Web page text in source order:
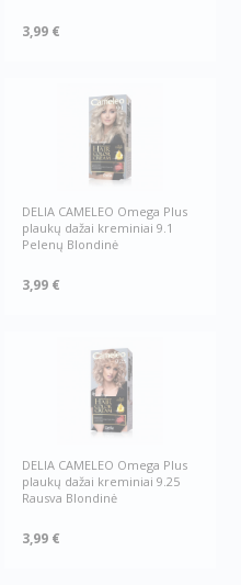
3,99 €
DELIA CAMELEO Omega Plus
plaukų dažai kreminiai 9.1
Pelenų Blondinė
3,99 €
DELIA CAMELEO Omega Plus
plaukų dažai kreminiai 9.25
Rausva Blondinė
3,99 €